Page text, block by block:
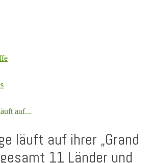
auf...
läuft auf ihrer „Grand
11 Länder und